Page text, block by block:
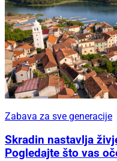
Zabava za sve generacije
Skradin nastavlja
Pogledajte što vas